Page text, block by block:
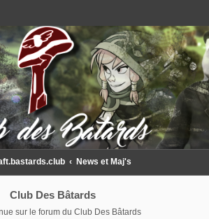
News et Maj's
Club Des Bâtards
sur le forum du Club Des Bâtards